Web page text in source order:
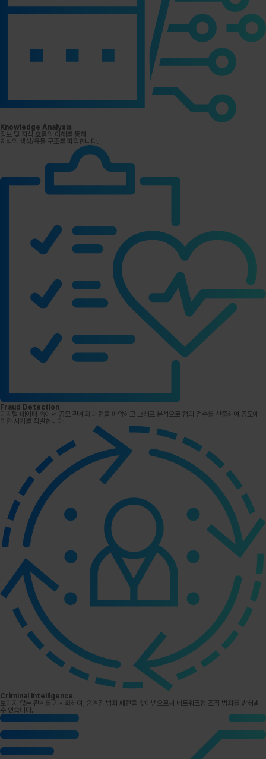
Knowledge Analysis
정보 및 지식 흐름의 이해를 통해
지식의 생성/유통 구조를 파악합니다.
Fraud Detection
디지털 데이터 속에서 공모 관계와 패턴을 파악하고 그래프 분석으로 혐의 점수를 산출하여 공모에
의한 사기를 적발합니다.
Criminal Intelligence
보이지 않는 관계를 가시화하여, 숨겨진 범죄 패턴을 찾아냄으로써 네트워크형 조직 범죄를 밝혀낼
수 있습니다.